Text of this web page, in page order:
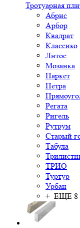
Тротуарная
Абрис
Арбор
Квадрат
Классико
Литос
Мозаика
Паркет
Петра
Регата
Ригель
Рутрум
Старый
Табула
ТРИО
Туртур
Урбан
+ ЕЩЕ 8